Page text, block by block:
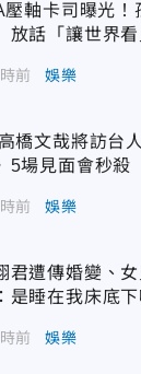
壓軸卡司曝光！
話「讓世界看
前 娛樂
橋文哉將訪台
5場見面會秒
前 娛樂
君遭傳婚變、
是睡在我床底下
前 娛樂